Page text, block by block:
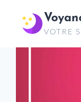
contenu
VOTRE